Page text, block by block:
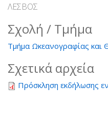
ΛΕΣΒΟΣ
Σχολή / Τμήμα
Τμήμα Ωκεανογραφίας και
Σχετικά αρχεία
Πρόσκληση εκδήλωσης